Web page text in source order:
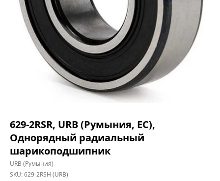
629-2RSR, URB (Румыния, ЕС),
Однорядный радиальный
шарикоподшипник
URB (Румыния)
SKU:629-2RSH (URB)